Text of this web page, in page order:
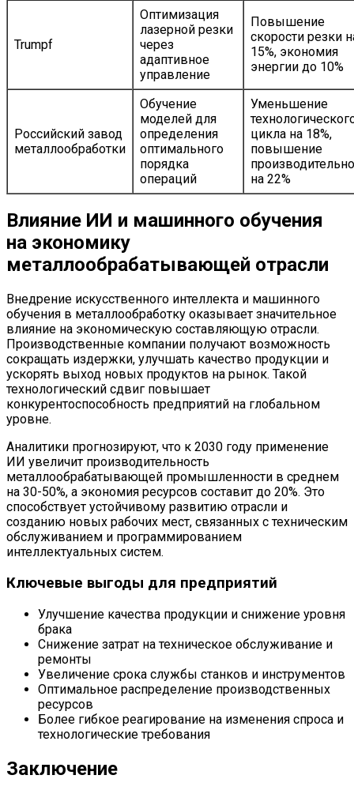
Trumpf
Оптимизация
лазерной резки
через
адаптивное
управление
Повышение
скорости резки
15%, экономия
энергии до 10%
Российский завод
металлообработки
Обучение
моделей для
определения
оптимального
порядка
операций
Уменьшение
цикла на 18%,
повышение
на 22%
Влияние ИИ и машинного обучения
на экономику
металлообрабатывающей отрасли
Внедрение искусственного интеллекта и машинного
обучения в металлообработку оказывает значительное
влияние на экономическую составляющую отрасли.
Производственные компании получают возможность
сокращать издержки, улучшать качество продукции и
ускорять выход новых продуктов на рынок. Такой
технологический сдвиг повышает
конкурентоспособность предприятий на глобальном
уровне.
Аналитики прогнозируют, что к 2030 году применение
ИИ увеличит производительность
металлообрабатывающей промышленности в среднем
на 30-50%, а экономия ресурсов составит до 20%. Это
способствует устойчивому развитию отрасли и
созданию новых рабочих мест, связанных с техническим
обслуживанием и программированием
интеллектуальных систем.
Ключевые выгоды для предприятий
Улучшение качества продукции и снижение уровня
брака
Снижение затрат на техническое обслуживание и
ремонты
Увеличение срока службы станков и инструментов
Оптимальное распределение производственных
ресурсов
Более гибкое реагирование на изменения спроса и
технологические требования
Заключение